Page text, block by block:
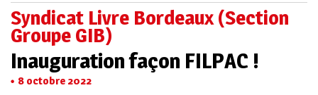
Syndicat Livre Bordeaux (Section
Groupe GIB)
Inauguration façon FILPAC !
8 octobre 2022